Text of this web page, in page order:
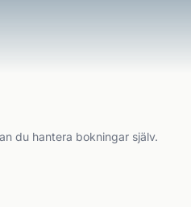
du hantera bokningar själv.